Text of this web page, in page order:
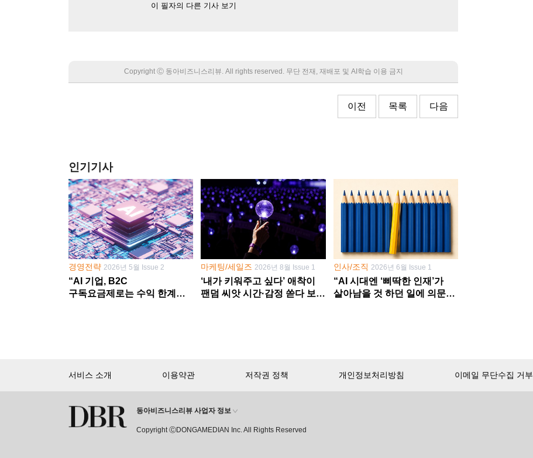
이 필자의 다른 기사 보기
Copyright Ⓒ 동아비즈니스리뷰. All rights reserved. 무단 전재, 재배포 및 AI학습 이용 금지
이전 목록 다음
인기기사
경영전략 2026년 5월 Issue 2
“AI 기업, B2C
구독요금제로는 수익 한계
마케팅/세일즈 2026년 8월 Issue 1
‘내가 키워주고 싶다’ 애착이
팬덤 씨앗 시간·감정 쏟다 보면
인사/조직 2026년 6월 Issue 1
“AI 시대엔 ‘삐딱한 인재’가
살아남을 것 하던 일에 의문
회원 가입만 해도, DBR 월정액 서비스 첫 달 무료!
서비스 소개 이용약관 저작권 정책 개인정보처리방침 이메일 무단수집 거부
동아비즈니스리뷰 사업자 정보
Copyright ⒸDONGAMEDIAN Inc. All Rights Reserved